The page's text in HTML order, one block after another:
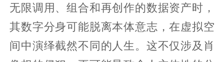
无限调用、组合和再创作的数据资产时，
其数字分身可能脱离本体意志，在虚拟空
间中演绎截然不同的人生。这不仅涉及肖